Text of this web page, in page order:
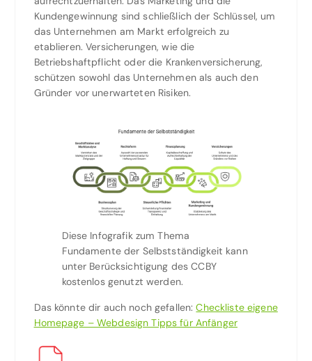
Kundengewinnung sind schließlich der Schlüssel, um
das Unternehmen am Markt erfolgreich zu
etablieren. Versicherungen, wie die
Betriebshaftpflicht oder die Krankenversicherung,
schützen sowohl das Unternehmen als auch den
Gründer vor unerwarteten Risiken.
Diese Infografik zum Thema
Fundamente der Selbstständigkeit kann
unter Berücksichtigung des CCBY
kostenlos genutzt werden.
Das könnte dir auch noch gefallen:Checkliste eigene
Homepage – Webdesign Tipps für Anfänger